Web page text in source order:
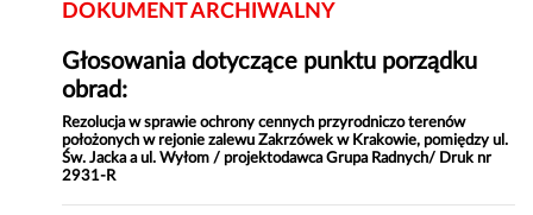
DOKUMENT ARCHIWALNY
Głosowania dotyczące punktu porządku
obrad:
Rezolucja w sprawie ochrony cennych przyrodniczo terenów
położonych w rejonie zalewu Zakrzówek w Krakowie, pomiędzy ul.
Św. Jacka a ul. Wyłom / projektodawca Grupa Radnych/ Druk nr
2931-R